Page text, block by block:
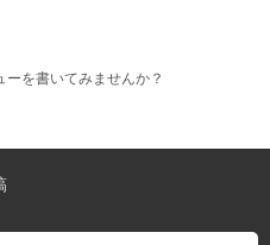
ーを書いてみませんか？